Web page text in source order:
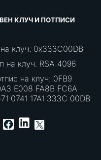
КЛУЧ И ПОТПИСИ
клуч: 0x333C00DB
на клуч: RSA 4096
на клуч: 0FB9
E008 FA8B FC6A
0741 17A1 333C 00DB
Facebook
LinkedIn
X